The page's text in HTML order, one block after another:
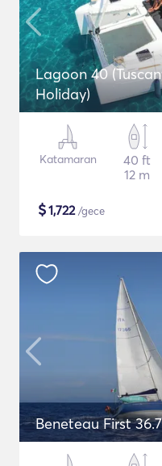
Lagoon 40
Holiday)
Katamaran
40 ft
12 m
$1,722/gece
Beneteau First 36.7